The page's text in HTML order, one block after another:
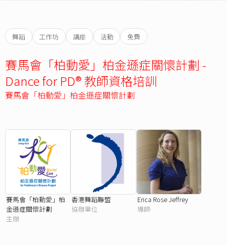
舞蹈 工作坊 講座 活動 免費
賽馬會「柏動愛」柏金遜症關懷計劃 -
Dance for PD® 教師資格培訓
賽馬會「柏動愛」柏金遜症關懷計劃
賽馬會「柏動愛」柏
金遜症關懷計劃
主辦
香港舞蹈聯盟
協辦單位
Erica Rose Jeffrey
導師